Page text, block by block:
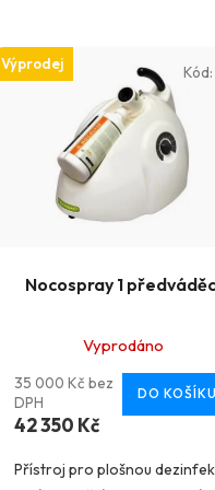
Výprodej
Nocospray 1
Vyprodáno
35 000 Kč bez
DPH
42 350 Kč
DO KOŠÍKU
Přístroj pro plošnou
Kód: